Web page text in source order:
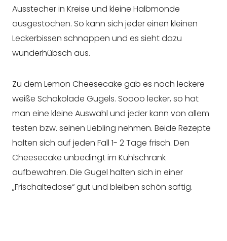
Ausstecher in Kreise und kleine Halbmonde
ausgestochen. So kann sich jeder einen kleinen
Leckerbissen schnappen und es sieht dazu
wunderhübsch aus.
Zu dem Lemon Cheesecake gab es noch leckere
weiße Schokolade Gugels. Soooo lecker, so hat
man eine kleine Auswahl und jeder kann von allem
testen bzw. seinen Liebling nehmen. Beide Rezepte
halten sich auf jeden Fall 1- 2 Tage frisch. Den
Cheesecake unbedingt im Kühlschrank
aufbewahren. Die Gugel halten sich in einer
„Frischaltedose“ gut und bleiben schön saftig.